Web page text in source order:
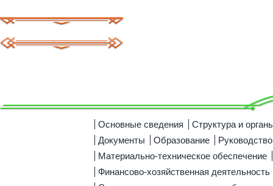
Основные сведения
Структура и
Документы
Образование
Руководство
Материально-техническое обеспечение
Финансово-хозяйственная деятельность